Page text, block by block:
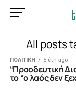
All posts
ΠΟΛΙΤΙΚΗ 5 έτη ago
“Προοδευτική
το “ο λαός δεν